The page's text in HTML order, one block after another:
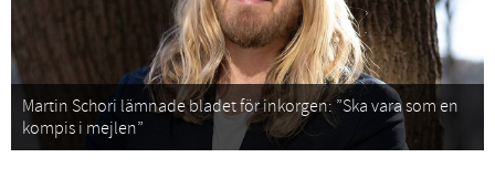
Martin Schori lämnade bladet för inkorgen: ”Ska vara som en
kompis i mejlen”